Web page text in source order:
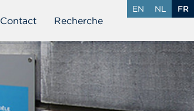
Contact Recherche
EN NL FR